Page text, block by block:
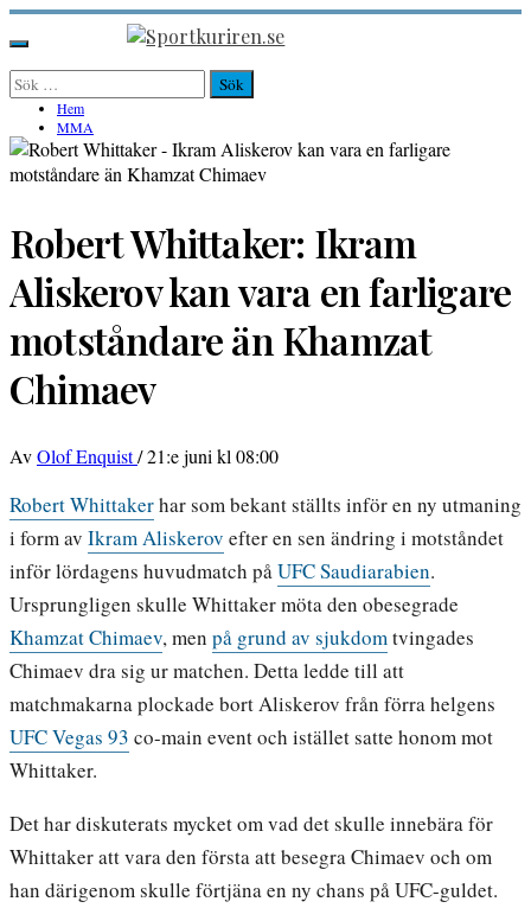
Hoppa
till
innehåll
Sportkuriren.se
Primär
meny
Sök
efter: Hem
MMA
Robert Whittaker: Ikram
Aliskerov kan vara en farligare
motståndare än Khamzat
Chimaev
AvOlof Enquist/21:e juni kl 08:00
Robert Whittakerhar som bekant ställts inför en ny utmaning
i form av Ikram Aliskerov efter en sen ändring i motståndet
inför lördagens huvudmatch påUFC Saudiarabien.
Ursprungligen skulle Whittaker möta den obesegrade
Khamzat Chimaev, men på grund av sjukdomtvingades
Chimaev dra sig ur matchen. Detta ledde till att
matchmakarna plockade bort Aliskerov från förra helgens
UFC Vegas 93 co-main event och istället satte honom mot
Whittaker.
Det har diskuterats mycket om vad det skulle innebära för
Whittaker att vara den första att besegra Chimaev och om
han därigenom skulle förtjäna en ny chans på UFC-guldet.